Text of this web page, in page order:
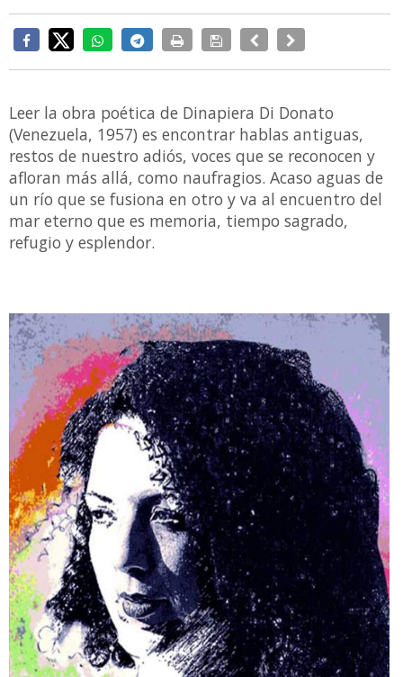
Leer la obra poética de Dinapiera Di Donato
(Venezuela, 1957) es encontrar hablas antiguas,
restos de nuestro adiós, voces que se reconocen y
afloran más allá, como naufragios. Acaso aguas de
un río que se fusiona en otro y va al encuentro del
mar eterno que es memoria, tiempo sagrado,
refugio y esplendor.